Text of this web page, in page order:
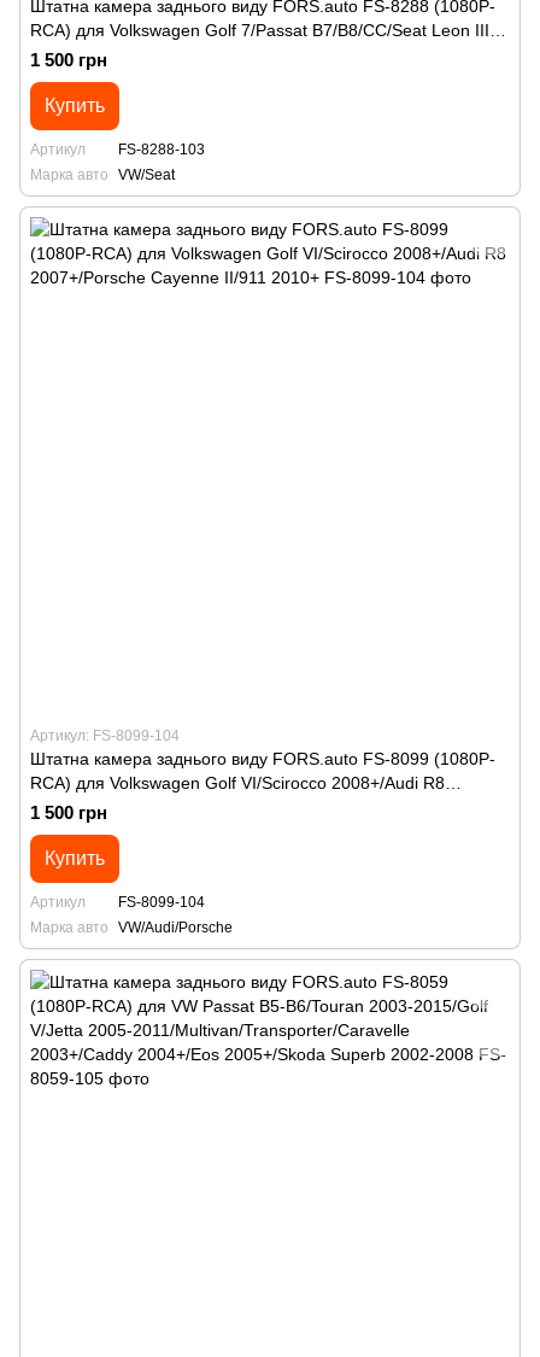
Штатна камера заднього виду FORS.auto FS-8288 (1080P-
RCA) для Volkswagen Golf 7/Passat B7/B8/CC/Seat Leon III
2013+
1 500 грн
Купить
Артикул
FS-8288-103
Марка авто
VW/Seat
Артикул: FS-8099-104
Штатна камера заднього виду FORS.auto FS-8099 (1080P-
RCA) для Volkswagen Golf VI/Scirocco 2008+/Audi R8
2007+/Porsche Cayenne II/911 2010+
1 500 грн
Купить
Артикул
FS-8099-104
Марка авто
VW/Audi/Porsche